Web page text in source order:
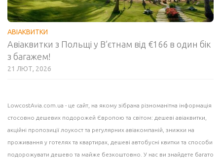
АВІАКВИТКИ
Авіаквитки з Польщі у В’єтнам від €166 в один бік
з багажем!
21 ЛЮТ, 2026
LowcostAvia.com.ua - це сайт, на якому зібрана різноманітна інформація
стосовно дешевих подорожей Європою та світом: дешеві авіаквитки
акційні пропозиції лоукост та регулярних авіакомпаній, знижки на
проживання у готелях та квартирах, дешеві автобусні квитки та способи
подорожувати дешево та майже безкоштовно. У нас ви знайдете багато